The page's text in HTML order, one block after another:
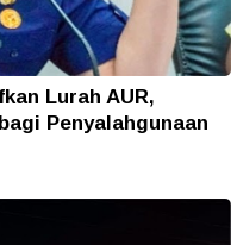
Lurah AUR,
Penyalahgunaan